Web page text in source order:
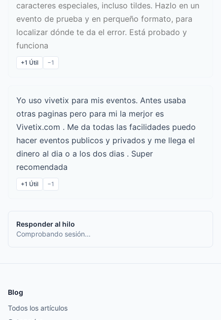
caracteres especiales, incluso tildes. Hazlo en un
evento de prueba y en perqueño formato, para
localizar dónde te da el error. Está probado y
funciona
+1 Útil −1
Yo uso vivetix para mis eventos. Antes usaba
otras paginas pero para mi la merjor es
Vivetix.com . Me da todas las facilidades puedo
hacer eventos publicos y privados y me llega el
dinero al dia o a los dos dias . Super
recomendada
+1 Útil −1
Responder al hilo
Comprobando sesión…
Blog
Todos los artículos